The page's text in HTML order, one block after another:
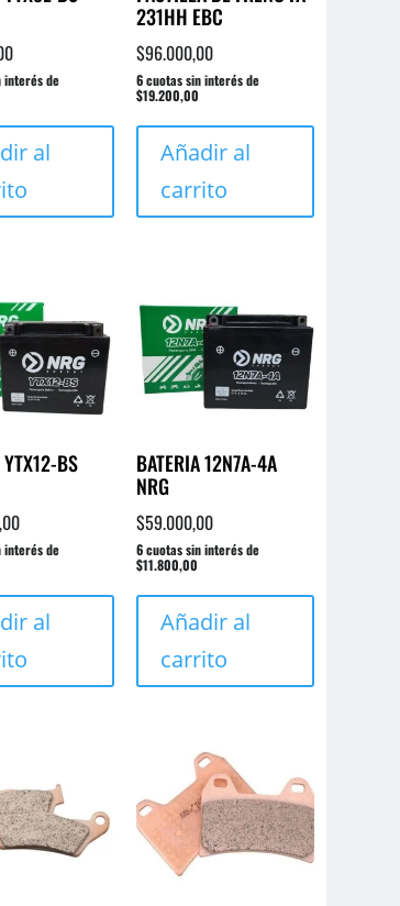
interés de
al
231HH EBC
$96.000,00
6 cuotas sin interés de
$19.200,00
Añadir al
carrito
YTX12-BS
interés de
al
BATERIA 12N7A-4A
NRG
$59.000,00
6 cuotas sin interés de
$11.800,00
Añadir al
carrito